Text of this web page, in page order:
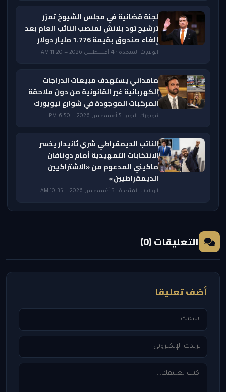
لجنة قضائية في مجلس الشيوخ تمرّر
ترشيح تود بلانش لمنصب النائب العام بعد
إلغاء صندوق بقيمة 1.776 مليار دولار
الولايات المتحدة · 4 أغسطس 2026 — 11:20 AM
مامداني يستهدف مبيعات الدراجات
الكهربائية غير القانونية من دون ملاحقة
المركبات الموجودة في شوارع نيويورك
نيويورك اليوم · 5 أغسطس 2026 — 6:50 PM
النائب الديمقراطي شري ثانيدار يخسر
الانتخابات التمهيدية أمام دونافان
ماكيني المدعوم من «الاشتراكيين
الديمقراطيين»
الولايات المتحدة · 5 أغسطس 2026 — 10:35 AM
التعليقات (0)
أضف تعليقاً